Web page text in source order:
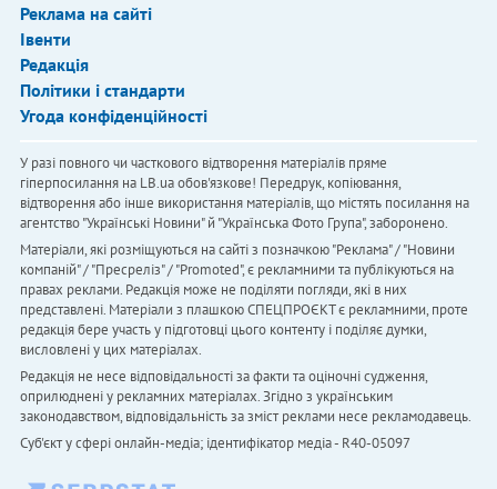
Реклама на сайті
Івенти
Редакція
Політики і стандарти
Угода конфіденційності
У разі повного чи часткового відтворення матеріалів пряме
гіперпосилання на LB.ua обов'язкове! Передрук, копіювання,
відтворення або інше використання матеріалів, що містять посилання на
агентство "Українськi Новини" й "Українська Фото Група", заборонено.
Матеріали, які розміщуються на сайті з позначкою "Реклама" / "Новини
компаній" / "Пресреліз" / "Promoted", є рекламними та публікуються на
правах реклами. Редакція може не поділяти погляди, які в них
представлені. Матеріали з плашкою СПЕЦПРОЄКТ є рекламними, проте
редакція бере участь у підготовці цього контенту і поділяє думки,
висловлені у цих матеріалах.
Редакція не несе відповідальності за факти та оціночні судження,
оприлюднені у рекламних матеріалах. Згідно з українським
законодавством, відповідальність за зміст реклами несе рекламодавець.
Cуб'єкт у сфері онлайн-медіа; ідентифікатор медіа - R40-05097